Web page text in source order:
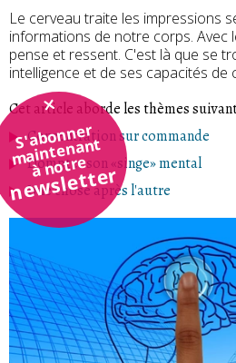
S'abonner
maintenant
à notre
newsletter
Le cerveau traite les impressions
informations de notre corps. Avec
pense et ressent. C'est là que se
intelligence et de ses capacités de
Cet article aborde les thèmes
Concentration sur commande
Dompter son «singe» mental
Une chose après l'autre